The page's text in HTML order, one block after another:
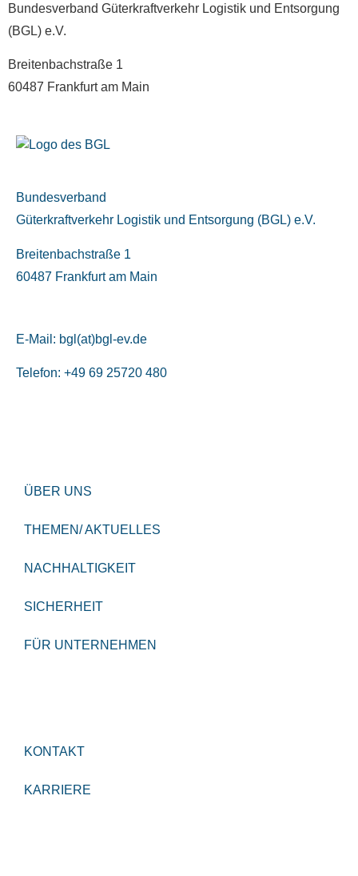
Bundesverband Güterkraftverkehr Logistik und Entsorgung
(BGL) e.V.
Breitenbachstraße 1
60487 Frankfurt am Main
Bundesverband
Güterkraftverkehr Logistik und Entsorgung (BGL) e.V.
Breitenbachstraße 1
60487 Frankfurt am Main
E-Mail: bgl(at)bgl-ev.de
Telefon: +49 69 25720 480
ÜBER UNS
THEMEN/ AKTUELLES
NACHHALTIGKEIT
SICHERHEIT
FÜR UNTERNEHMEN
KONTAKT
KARRIERE